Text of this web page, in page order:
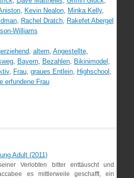
, Kevin Nealon, Minka Kelly,
, Rachel Dratch, Rakefet Abergel
Williams
, altern, Angestellte,
, Bayern, Bezahlen, Bikinimodel ,
, Frau, graues Entlein, Highschool ,
erfundene Frau
Adult (2011)
Verlobten bitter enttäuscht und
es mittlerweile geschafft, ein